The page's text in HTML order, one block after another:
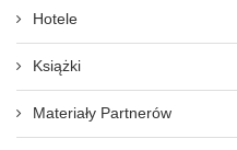
Hotele
Książki
Materiały Partnerów